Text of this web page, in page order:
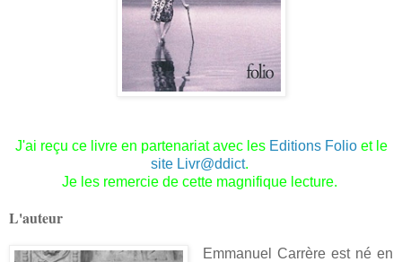
J'ai reçu ce livre en partenariat avec les Editions Folioet le
site Livr@ddict.
Je les remercie de cette magnifique lecture.
L'auteur
Emmanuel Carrère est né en